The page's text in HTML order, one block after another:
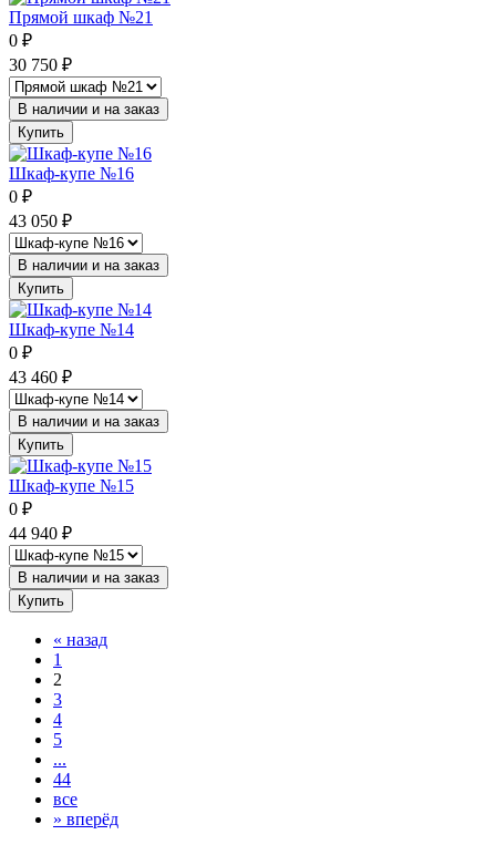
Прямой шкаф №21
0 ₽
30 750 ₽
В наличии и на заказ
Купить
Шкаф-купе №16
0 ₽
43 050 ₽
В наличии и на заказ
Купить
Шкаф-купе №14
0 ₽
43 460 ₽
В наличии и на заказ
Купить
Шкаф-купе №15
0 ₽
44 940 ₽
В наличии и на заказ
Купить
« назад
1
2
3
4
5
...
44
все
» вперёд